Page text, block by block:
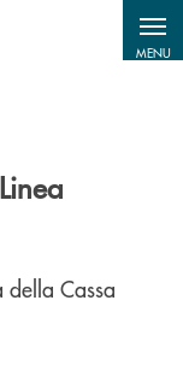
MENU
Cassa